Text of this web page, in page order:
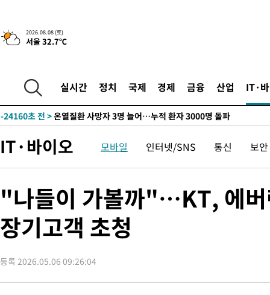
2026.08.08 (토)
서울 32.7℃
실시간 정치 국제 경제 금융 산업 IT·
4시간 전 >[속보]뉴욕증시 상승 마감…S&P 0.6% 나스닥 1.3%↑
-25409초 전 >
[속보]이강인 "감독님이 원하는 마음 느꼈고, 많은 트로피 원해
틀레티코 이적"
-25191초 전 >
-24160초 전 >온열질환 사망자 3명 늘어…누적 환자 3000명 돌파
-14212초 전 > 백운산서 80년근 천종산삼 9뿌리 발견…감정가 1.3억원
-11922초 전 >선재도서 해루질 나섰다 실종 60대, 닷새 만에 숨진 채 발견
-8832초 전 >여수 오동도 해상서 모터보트 전복…1명 사망·1명 실종
-5059초 전 >극한폭염 한풀 꺾이지만…'낮 최고 35도' 무더위, 열대야 계속[
주 날씨]
-2077초 전 >축구협회 "압수수색·성접대 논란 사과…쇄신의 기회로 삼겠다"
2시간 전 >'최고 37도' 폭염 지속…강원동해안 최대 150㎜ 비
4시간 전 >[속보]뉴욕증시 상승 마감…S&P 0.6% 나스닥 1.3%↑
IT·바이오 모바일 인터넷/SNS 통신 보안
"나들이 가볼까"…KT, 에버
장기고객 초청
등록 2026.05.06 09:26:04